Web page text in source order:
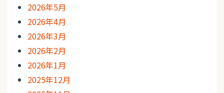
2026年5月
2026年4月
2026年3月
2026年2月
2026年1月
2025年12月